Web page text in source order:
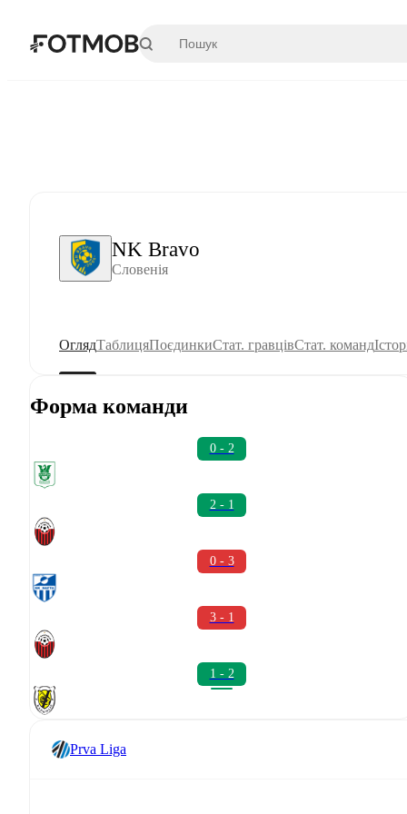
NK Bravo
Словенія
ОглядТаблицяПоєдинкиСтат. гравцівСтат. команд
Форма команди
0 - 2
2 - 1
0 - 3
3 - 1
1 - 2
Prva Liga